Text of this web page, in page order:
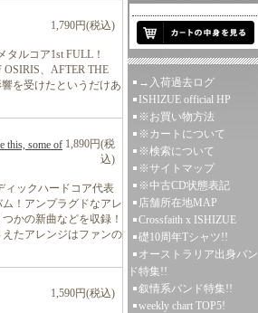
1,790円(税込)
ルコア1st FULL！
、AFTER THE
を受けたというだけあ
this, some of 1,890円(税
込)
ィックハードコア代表
！アンプラグドなアレ
かの新曲などを収録！
たアレンジはファンの
1,590円(税込)
→入荷過去ログ
ISHIZUE official HP
※お買い物方法
※カートについて
※検索について
※サイトマップ
※中古CD状態表記
店舗所在地MAP
Crossfaith x ISHIZUE
礎10周年Tシャツ!!
オーストラリア出身バン
ド特集!!
叙情系バンド特集!!
weekly chart TOP5!